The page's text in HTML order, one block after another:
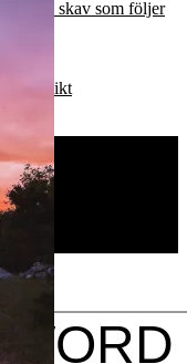
skav som följer
utsikt